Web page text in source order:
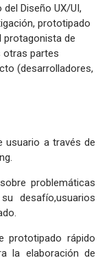
Diseño UX/UI,
prototipado
protagonista de
otras partes
(desarrolladores,
usuario a través de
problemáticas
desafío,usuarios
prototipado rápido
la elaboración de